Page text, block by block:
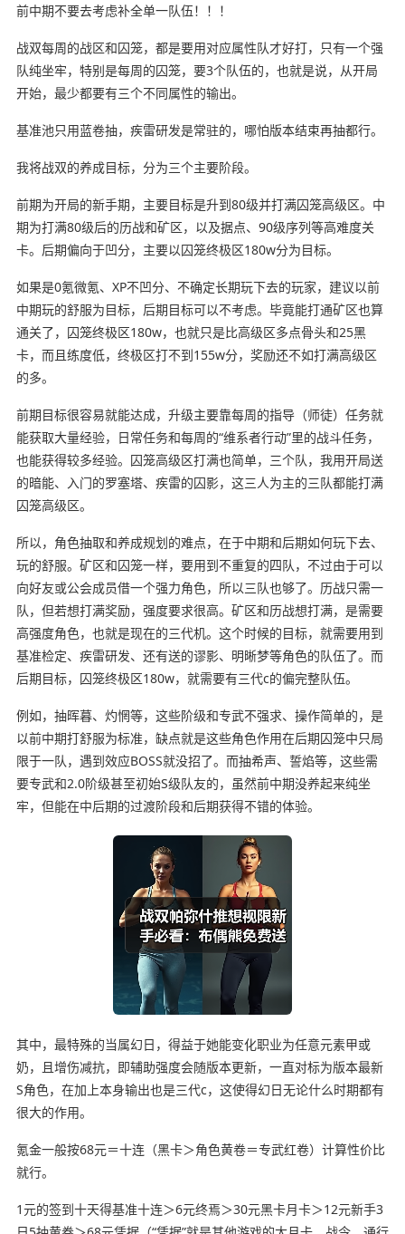
前中期不要去考虑补全单一队伍！！！
战双每周的战区和囚笼，都是要用对应属性队才好打，只有一个强
队纯坐牢，特别是每周的囚笼，要3个队伍的，也就是说，从开局
开始，最少都要有三个不同属性的输出。
基准池只用蓝卷抽，疾雷研发是常驻的，哪怕版本结束再抽都行。
我将战双的养成目标，分为三个主要阶段。
前期为开局的新手期，主要目标是升到80级并打满囚笼高级区。中
期为打满80级后的历战和矿区，以及据点、90级序列等高难度关
卡。后期偏向于凹分，主要以囚笼终极区180w分为目标。
如果是0氪微氪、XP不凹分、不确定长期玩下去的玩家，建议以前
中期玩的舒服为目标，后期目标可以不考虑。毕竟能打通矿区也算
通关了，囚笼终极区180w，也就只是比高级区多点骨头和25黑
卡，而且练度低，终极区打不到155w分，奖励还不如打满高级区
的多。
前期目标很容易就能达成，升级主要靠每周的指导（师徒）任务就
能获取大量经验，日常任务和每周的“维系者行动”里的战斗任务，
也能获得较多经验。囚笼高级区打满也简单，三个队，我用开局送
的暗能、入门的罗塞塔、疾雷的囚影，这三人为主的三队都能打满
囚笼高级区。
所以，角色抽取和养成规划的难点，在于中期和后期如何玩下去、
玩的舒服。矿区和囚笼一样，要用到不重复的四队，不过由于可以
向好友或公会成员借一个强力角色，所以三队也够了。历战只需一
队，但若想打满奖励，强度要求很高。矿区和历战想打满，是需要
高强度角色，也就是现在的三代机。这个时候的目标，就需要用到
基准检定、疾雷研发、还有送的谬影、明晰梦等角色的队伍了。而
后期目标，囚笼终极区180w，就需要有三代c的偏完整队伍。
例如，抽晖暮、灼惘等，这些阶级和专武不强求、操作简单的，是
以前中期打舒服为标准，缺点就是这些角色作用在后期囚笼中只局
限于一队，遇到效应BOSS就没招了。而抽希声、誓焰等，这些需
要专武和2.0阶级甚至初始S级队友的，虽然前中期没养起来纯坐
牢，但能在中后期的过渡阶段和后期获得不错的体验。
其中，最特殊的当属幻日，得益于她能变化职业为任意元素甲或
奶，且增伤减抗，即辅助强度会随版本更新，一直对标为版本最新
S角色，在加上本身输出也是三代c，这使得幻日无论什么时期都有
很大的作用。
氪金一般按68元＝十连（黑卡＞角色黄卷＝专武红卷）计算性价比
就行。
1元的签到十天得基准十连＞6元终焉＞30元黑卡月卡＞12元新手3